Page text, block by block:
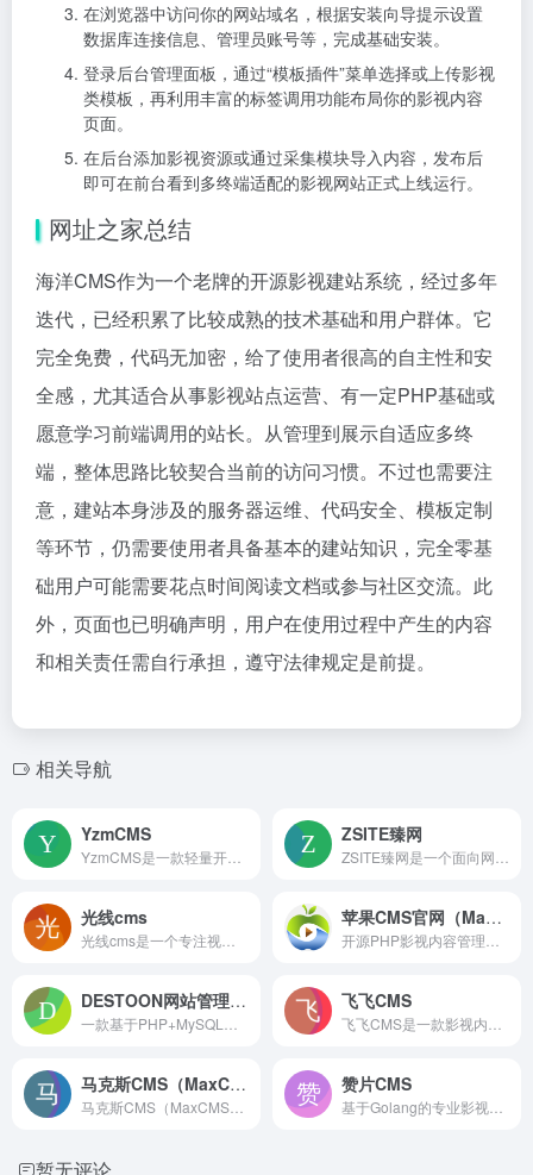
在浏览器中访问你的网站域名，根据安装向导提示设置
数据库连接信息、管理员账号等，完成基础安装。
登录后台管理面板，通过“模板插件”菜单选择或上传影视
类模板，再利用丰富的标签调用功能布局你的影视内容
页面。
在后台添加影视资源或通过采集模块导入内容，发布后
即可在前台看到多终端适配的影视网站正式上线运行。
网址之家总结
海洋CMS作为一个老牌的开源影视建站系统，经过多年
迭代，已经积累了比较成熟的技术基础和用户群体。它
完全免费，代码无加密，给了使用者很高的自主性和安
全感，尤其适合从事影视站点运营、有一定PHP基础或
愿意学习前端调用的站长。从管理到展示自适应多终
端，整体思路比较契合当前的访问习惯。不过也需要注
意，建站本身涉及的服务器运维、代码安全、模板定制
等环节，仍需要使用者具备基本的建站知识，完全零基
础用户可能需要花点时间阅读文档或参与社区交流。此
外，页面也已明确声明，用户在使用过程中产生的内容
和相关责任需自行承担，遵守法律规定是前提。
相关导航
YzmCMS ZSITE臻网
光线cms 苹果CMS官网（MacCMS）
DESTOON网站管理系统 飞飞CMS
马克斯CMS（MaxCMS） 赞片CMS